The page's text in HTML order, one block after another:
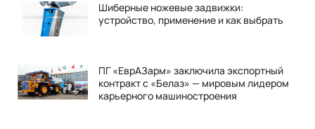
Шиберные ножевые задвижки:
устройство, применение и как выбрать
ПГ «ЕврАЗарм» заключила экспортный
контракт с «Белаз» — мировым лидером
карьерного машиностроения